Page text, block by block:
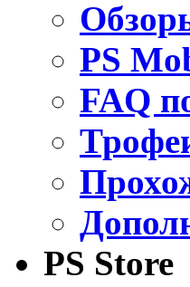
PS
FAQ
PS Store